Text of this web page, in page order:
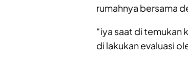
rumahnya bersama
“iya saat di temukan
di lakukan evaluasi